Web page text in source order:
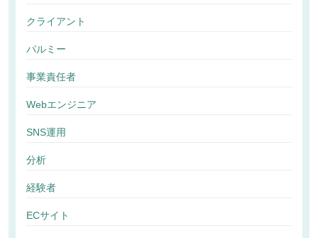
クライアント
パルミー
事業責任者
Webエンジニア
SNS運用
分析
経験者
ECサイト